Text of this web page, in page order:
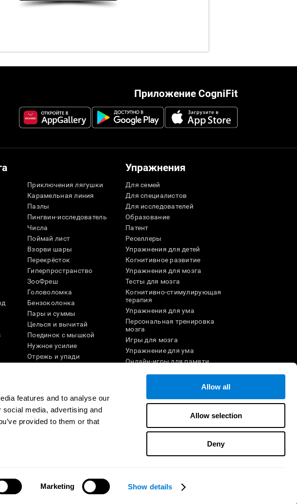
features and to analyse our
media, advertising and
provided to them or that
Marketing Show details
Allow all
Allow selection
Deny
Приложение CogniFit
3D
Приключения лягушки
Карамельная линия
Пазлы
Пингвин-исследователь
Числа
Поймай лист
Взорви шары
Перекрёсток
Гиперпространство
ЗооФреш
Головоломка
Бензоколонка
Пары и суммы
Целься и вычитай
Поединок с мышкой
Нужное усилие
Отрежь и упади
Слова и птицы
Больше игр ...
Упражнения
Для семей
Для специалистов
Для исследователей
Образование
Патент
Реселлеры
Упражнения для детей
Когнитивное развитие
Упражнения для мозга
Тесты для мозга
Когнитивно-стимулирующая
терапия
Упражнения для ума
Персональная тренировка
мозга
Игры для мозга
Упражнение для ума
Онлайн-игры для памяти
Понимание прочитанного
Одарённые дети
Стать реселлером
Свяжитесь с нами
CogniFit Inc © 2026